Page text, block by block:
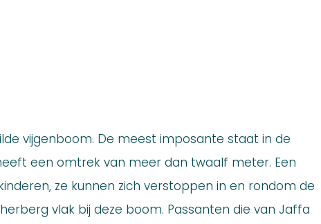
vijgenboom. De meest imposante staat in de
een omtrek van meer dan twaalf meter. Een
ze kunnen zich verstoppen in en rondom de
vlak bij deze boom. Passanten die van Jaffa